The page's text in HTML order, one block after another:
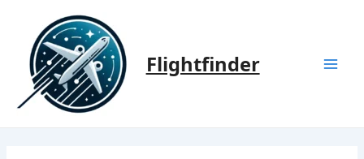
contenido
Flightfinder